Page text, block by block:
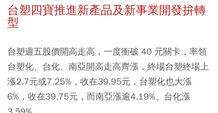
台塑四寶推進新產品及新事業開發拚轉
型
台塑週五股價開高走高，一度衝破 40 元關卡，率領
台塑化、台化、南亞開高走高齊漲，終場台塑終場上
漲2.7元或7.25%，收在39.95元，台塑化也大漲
6%，收在39.75元，而南亞漲逾4.19%、台化漲